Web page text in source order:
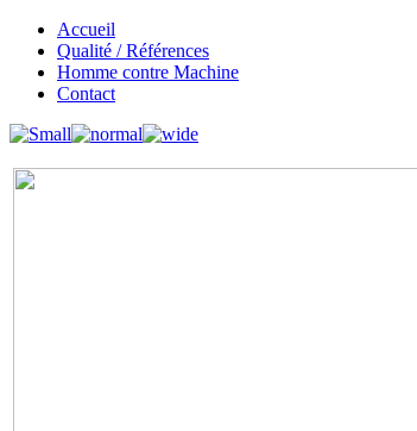
Accueil
Qualité / Références
Homme contre Machine
Contact